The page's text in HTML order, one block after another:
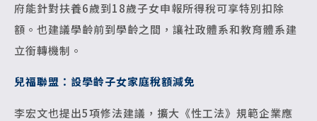
府能針對扶養6歲到18歲子女申報所得稅可享特別扣除
額。也建議學齡前到學齡之間，讓社政體系和教育體系建
立銜轉機制。
兒福聯盟：設學齡子女家庭稅額減免
李宏文也提出5項修法建議，擴大《性工法》規範企業應